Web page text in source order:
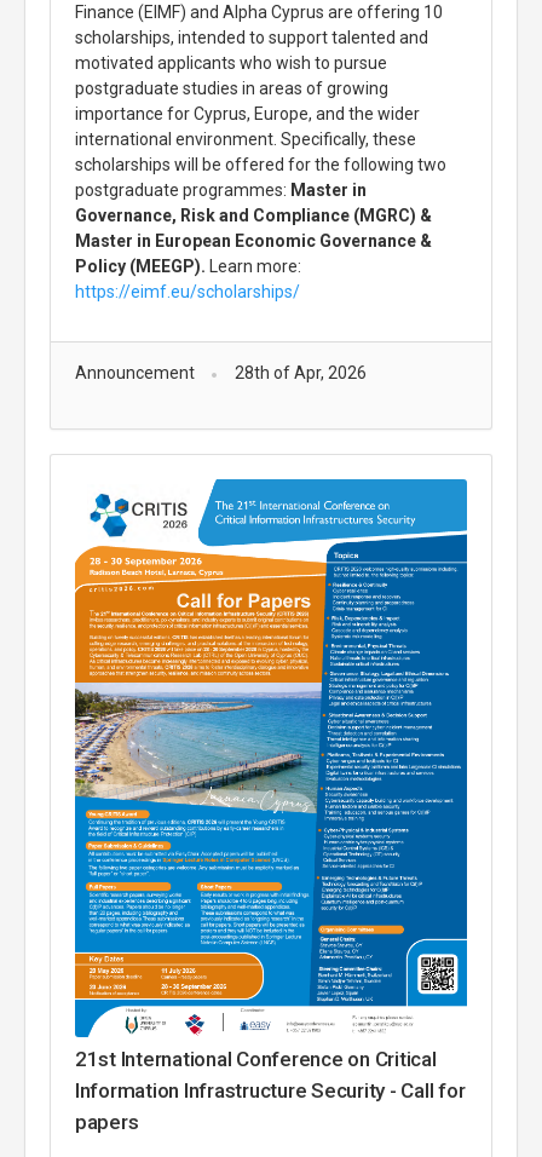
Finance (EIMF) and Alpha Cyprus are offering 10
scholarships, intended to support talented and
motivated applicants who wish to pursue
postgraduate studies in areas of growing
importance for Cyprus, Europe, and the wider
international environment. Specifically, these
scholarships will be offered for the following two
postgraduate programmes: Master in
Governance, Risk and Compliance (MGRC) &
Master in European Economic Governance &
Policy (MEEGP).
Learn more:
https://eimf.eu/scholarships/
Announcement 28th of Apr, 2026
21st International Conference on Critical
Information Infrastructure Security - Call for
papers